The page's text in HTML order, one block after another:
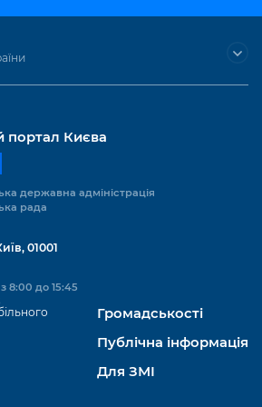
Relations
адміністрація
Київ Цифровий
воєнного стану
рівень»
воєнного стану
портал Києва
державна адміністрація
рада
01001
8:00 до 15:45
Громадськості
Публічна інформація
Для ЗМІ